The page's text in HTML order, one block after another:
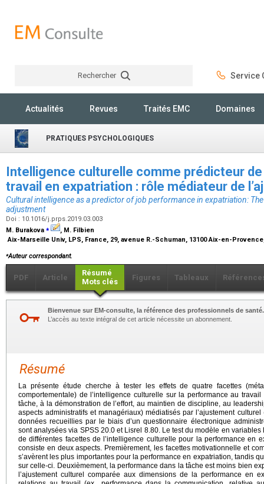
Rechercher Service
Actualités Revues Traités EMC Domaines
PRATIQUES PSYCHOLOGIQUES
Intelligence culturelle comme prédicteur
travail en expatriation : rôle médiateur de
Cultural intelligence as a predictor of job performance in expatriation:
adjustment
Doi : 10.1016/j.prps.2019.03.003
M. Burakova ⁎
, M. Filbien
Aix-Marseille Univ, LPS, France, 29, avenue R.-Schuman, 13100 Aix-en-
⁎Auteur correspondant.
PDF Article
Résumé
Mots clés
Figures Tableaux
Bienvenue sur EM-consulte, la référence des professionnels de santé.
L’accès au texte intégral de cet article nécessite un abonnement.
Résumé
La présente étude cherche à tester les effets de quatre facettes
comportementale) de l’intelligence culturelle sur la performance au
tâche, à la démonstration de l’effort, au maintien de discipline, au
aspects administratifs et managériaux) médiatisés par l’ajustement
données recueillies par le biais d’un questionnaire électronique
sont analysées via SPSS 20.0 et Lisrel 8.80. Le test du modèle en
de différentes facettes de l’intelligence culturelle pour la performance en
consiste en deux aspects. Premièrement, les facettes motivationnelle et
s’avèrent les plus importantes pour la performance en expatriation, tandis
sur celle-ci. Deuxièmement, la performance dans la tâche est moins bien
l’ajustement culturel comparée aux dimensions de la performance en